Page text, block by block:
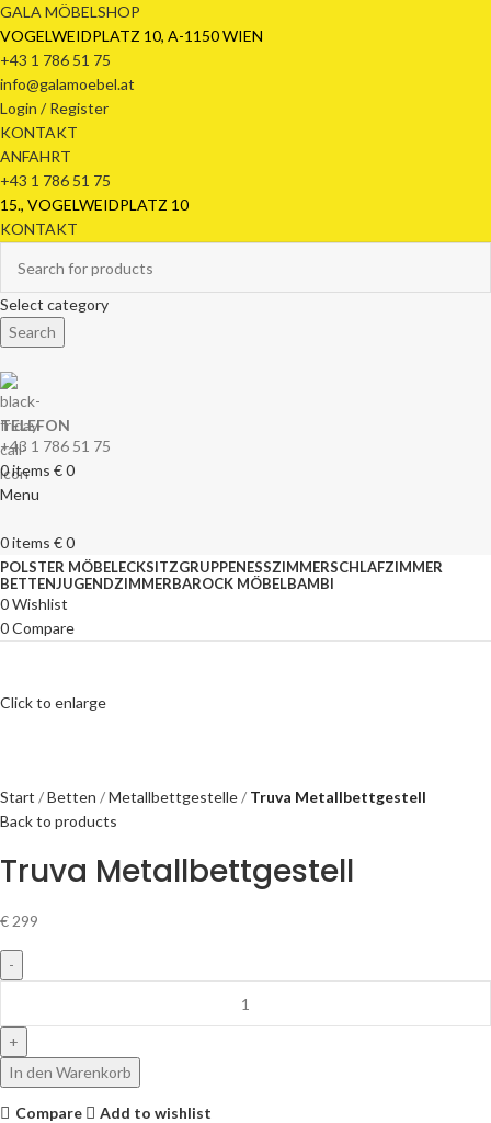
GALA MÖBELSHOP
VOGELWEIDPLATZ 10, A-1150 WIEN
+43 1 786 51 75
info@galamoebel.at
Login / Register
KONTAKT
ANFAHRT
+43 1 786 51 75
15., VOGELWEIDPLATZ 10
KONTAKT
Select category
Search
TELEFON
+43 1 786 51 75
0items €0
Menu
0items €0
POLSTER MÖBELECKSITZGRUPPENESSZIMMERSCHLAFZIMMER
BETTENJUGENDZIMMERBAROCK MÖBELBAMBI
0Wishlist
0Compare
Click to enlarge
Start Betten Metallbettgestelle
Truva Metallbettgestell
Back to products
Truva Metallbettgestell
€299
In den Warenkorb
Compare
Add to wishlist